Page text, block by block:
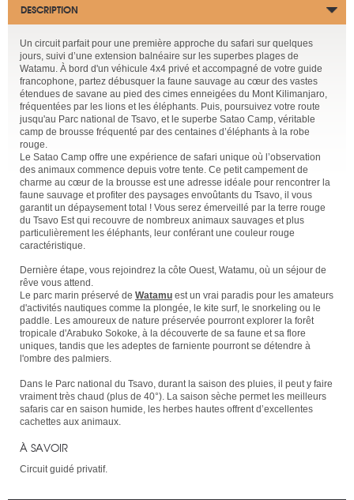
DESCRIPTION
Un circuit parfait pour une première approche du safari sur quelques
jours, suivi d’une extension balnéaire sur les superbes plages de
Watamu. À bord d'un véhicule 4x4 privé et accompagné de votre guide
francophone, partez débusquer la faune sauvage au cœur des vastes
étendues de savane au pied des cimes enneigées du Mont Kilimanjaro,
fréquentées par les lions et les éléphants. Puis, poursuivez votre route
jusqu'au Parc national de Tsavo, et le superbe Satao Camp, véritable
camp de brousse fréquenté par des centaines d’éléphants à la robe
rouge.
Le Satao Camp offre une expérience de safari unique où l’observation
des animaux commence depuis votre tente. Ce petit campement de
charme au cœur de la brousse est une adresse idéale pour rencontrer la
faune sauvage et profiter des paysages envoûtants du Tsavo, il vous
garantit un dépaysement total ! Vous serez émerveillé par la terre rouge
du Tsavo Est qui recouvre de nombreux animaux sauvages et plus
particulièrement les éléphants, leur conférant une couleur rouge
caractéristique.
Dernière étape, vous rejoindrez la côte Ouest, Watamu, où un séjour de
rêve vous attend.
Le parc marin préservé de Watamu est un vrai paradis pour les amateurs
d'activités nautiques comme la plongée, le kite surf, le snorkeling ou le
paddle. Les amoureux de nature préservée pourront explorer la forêt
tropicale d'Arabuko Sokoke, à la découverte de sa faune et sa flore
uniques, tandis que les adeptes de farniente pourront se détendre à
l'ombre des palmiers.
Dans le Parc national du Tsavo, durant la saison des pluies, il peut y faire
vraiment très chaud (plus de 40°). La saison sèche permet les meilleurs
safaris car en saison humide, les herbes hautes offrent d’excellentes
cachettes aux animaux.
À SAVOIR
Circuit guidé privatif.